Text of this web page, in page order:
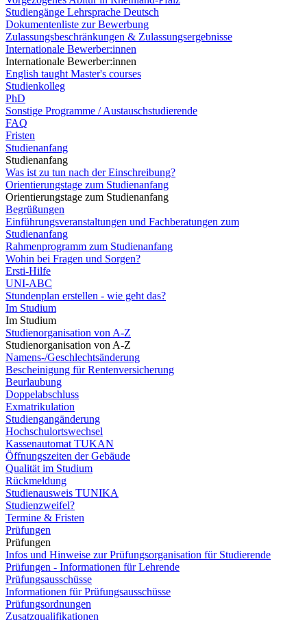
Studiengänge Lehrsprache Deutsch
Dokumentenliste zur Bewerbung
Zulassungsbeschränkungen & Zulassungsergebnisse
Internationale Bewerber:innen
Internationale Bewerber:innen
English taught Master's courses
Studienkolleg
PhD
Sonstige Programme / Austauschstudierende
FAQ
Fristen
Studienanfang
Studienanfang
Was ist zu tun nach der Einschreibung?
Orientierungstage zum Studienanfang
Orientierungstage zum Studienanfang
Begrüßungen
Einführungsveranstaltungen und Fachberatungen zum
Studienanfang
Rahmenprogramm zum Studienanfang
Wohin bei Fragen und Sorgen?
Ersti-Hilfe
UNI-ABC
Stundenplan erstellen - wie geht das?
Im Studium
Im Studium
Studienorganisation von A-Z
Studienorganisation von A-Z
Namens-/Geschlechtsänderung
Bescheinigung für Rentenversicherung
Beurlaubung
Doppelabschluss
Exmatrikulation
Studiengangänderung
Hochschulortswechsel
Kassenautomat TUKAN
Öffnungszeiten der Gebäude
Qualität im Studium
Rückmeldung
Studienausweis TUNIKA
Studienzweifel?
Termine & Fristen
Prüfungen
Prüfungen
Infos und Hinweise zur Prüfungsorganisation für Studierende
Prüfungen - Informationen für Lehrende
Prüfungsausschüsse
Informationen für Prüfungsausschüsse
Prüfungsordnungen
Zusatzqualifikationen